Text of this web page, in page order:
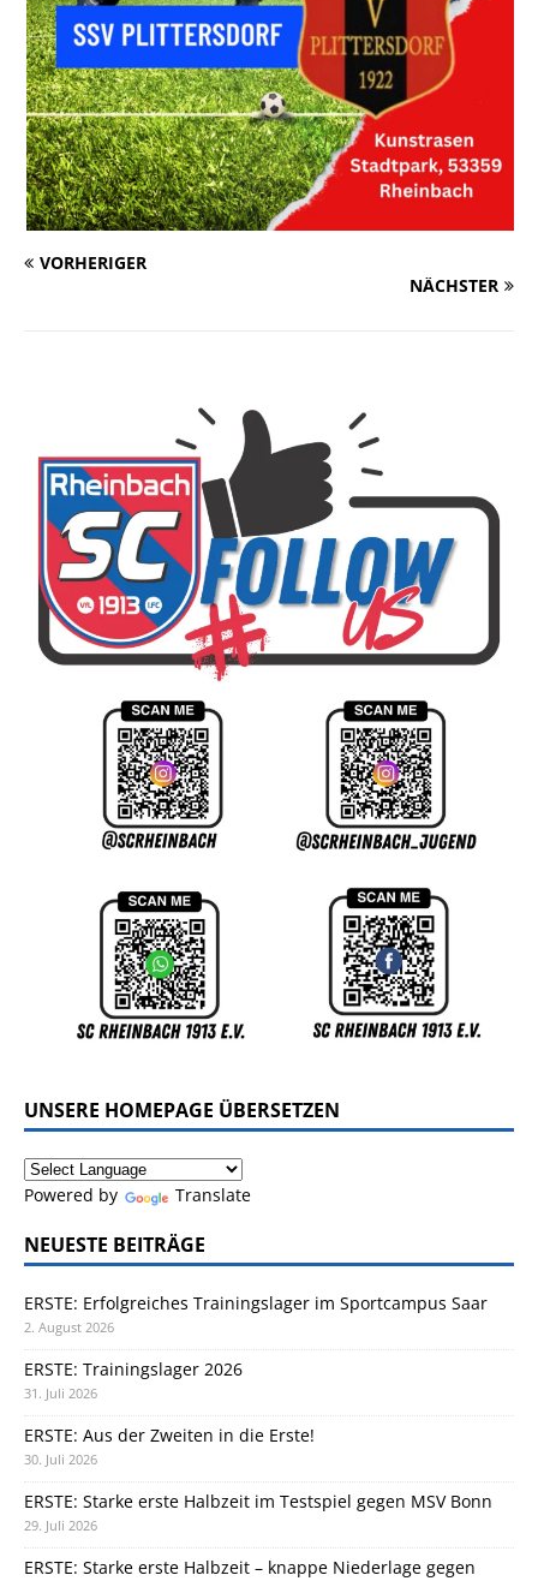
VORHERIGER
NÄCHSTER
UNSERE HOMEPAGE ÜBERSETZEN
Powered by Translate
NEUESTE BEITRÄGE
ERSTE: Erfolgreiches Trainingslager im Sportcampus Saar
2. August 2026
ERSTE: Trainingslager 2026
31. Juli 2026
ERSTE: Aus der Zweiten in die Erste!
30. Juli 2026
ERSTE: Starke erste Halbzeit im Testspiel gegen MSV Bonn
29. Juli 2026
ERSTE: Starke erste Halbzeit – knappe Niederlage gegen